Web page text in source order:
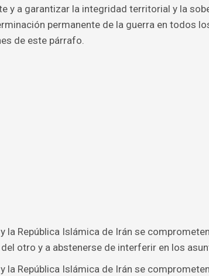
y a garantizar la integridad territorial y la
permanente de la guerra en todos
de este párrafo.
la República Islámica de Irán se
otro y a abstenerse de interferir en los
la República Islámica de Irán se